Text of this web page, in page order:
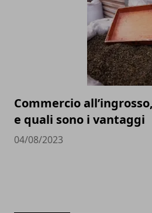
Commercio
e quali sono i vantaggi
04/08/2023